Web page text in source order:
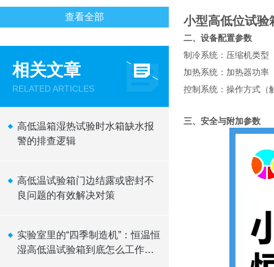
查看全部
相关文章
RELATED ARTICLES
高低温箱湿热试验时水箱缺水报
警的排查逻辑
高低温试验箱门边结露或密封不
良问题的有效解决对策
实验室里的“四季制造机”：恒温恒
湿高低温试验箱到底怎么工作
小型高低位试验
二、设备配置参数
制冷系统 ：压缩机类
加热系统 ：加热器功
控制系统 ：操作方式
三、安全与附加参数